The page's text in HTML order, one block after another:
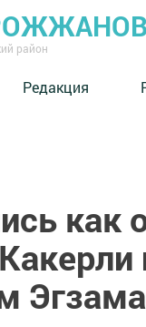
район
Редакция
как